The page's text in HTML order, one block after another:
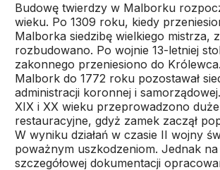
Budowę twierdzy w Malborku
wieku. Po 1309 roku, kiedy
Malborka siedzibę wielkiego mistrza,
rozbudowano. Po wojnie 13-letniej
zakonnego przeniesiono do
Malbork do 1772 roku pozostawał
administracji koronnej i
XIX i XX wieku przeprowadzono
restauracyjne, gdyż zamek zaczął
W wyniku działań w czasie II wojny
poważnym uszkodzeniom. Jednak
szczegółowej dokumentacji